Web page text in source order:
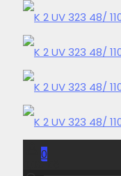
0
0,00 Kč